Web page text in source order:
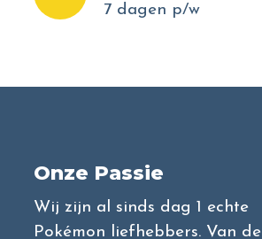
7 dagen p/w
Onze Passie
Wij zijn al sinds dag 1 echte
Pokémon liefhebbers. Van de